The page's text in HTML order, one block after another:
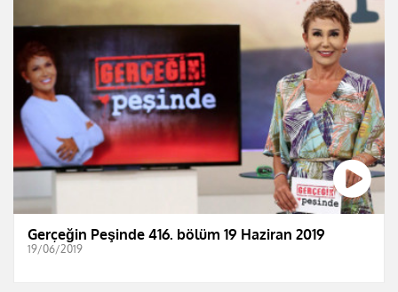
Gerçeğin Peşinde 416. bölüm 19 Haziran 2019
19/06/2019